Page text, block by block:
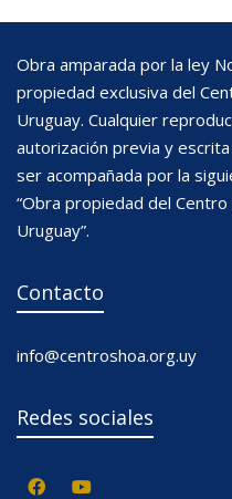
Obra amparada por la ley
propiedad exclusiva del
Uruguay. Cualquier
autorización previa y
ser acompañada por la
“Obra propiedad del
Uruguay”.
Contacto
info@centroshoa.org.uy
Redes sociales